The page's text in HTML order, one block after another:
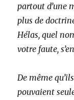
partout d’une
plus de
Hélas, quel
votre faute,
De même
pouvaient